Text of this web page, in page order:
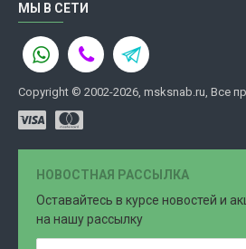
МЫ В СЕТИ
Copyright © 2002-2026, msksnab.ru, Все
НОВОСТНАЯ РАССЫЛКА
Оставайтесь в курсе новостей и
на нашу рассылку